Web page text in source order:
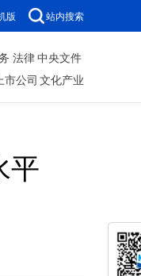
版 站内搜索
法律中央文件
市公司 文化产业
平